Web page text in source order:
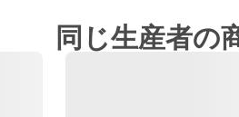
同じ生産者の